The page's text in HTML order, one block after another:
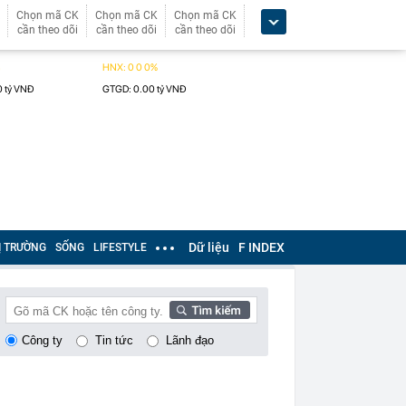
Chọn mã CK
cần theo dõi
Chọn mã CK
cần theo dõi
Chọn mã CK
cần theo dõi
TRƯỜNG SỐNG LIFESTYLE Dữ liệu F INDEX
Công ty Tin tức Lãnh đạo